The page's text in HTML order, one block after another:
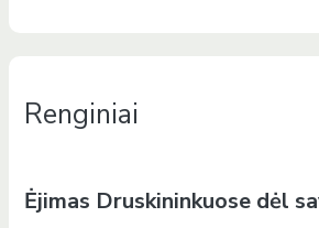
Renginiai
Ėjimas Druskininkuose dėl